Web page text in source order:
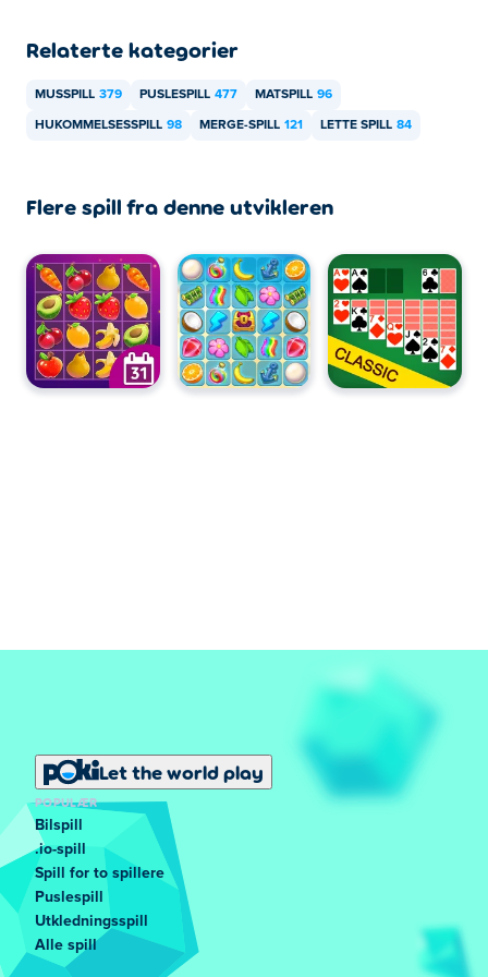
Relaterte kategorier
MUSSPILL 379 PUSLESPILL 477 MATSPILL 96
HUKOMMELSESSPILL 98 MERGE-SPILL 121 LETTE SPILL 84
Flere spill fra denne utvikleren
Let the world play
POPULÆR
Bilspill
.io-spill
Spill for to spillere
Puslespill
Utkledningsspill
Alle spill